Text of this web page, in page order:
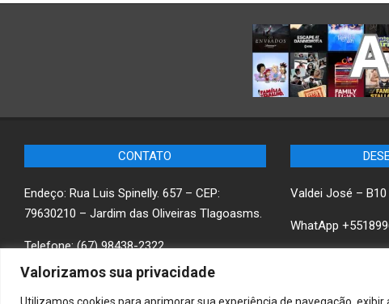
Valorizamos sua privacidade
Utilizamos cookies para aprimorar sua experiência de navegação,
CONTATO
Endeço: Rua Luis Spinelly. 657 – CEP:
79630210 – Jardim das Oliveiras Tlagoasms.
Telefone: (67) 98438-2322
Valdei José – B10
WhatApp